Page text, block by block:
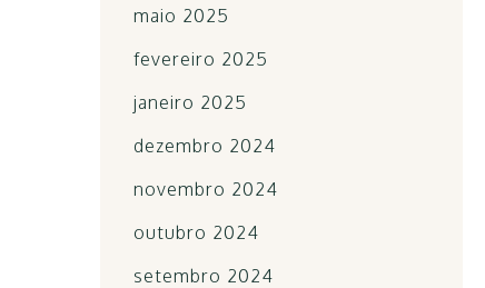
maio 2025
fevereiro 2025
janeiro 2025
dezembro 2024
novembro 2024
outubro 2024
setembro 2024